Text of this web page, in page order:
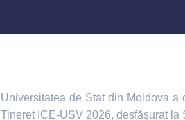
Universitatea de Stat din Moldova a
Tineret ICE-USV 2026, desfășurat